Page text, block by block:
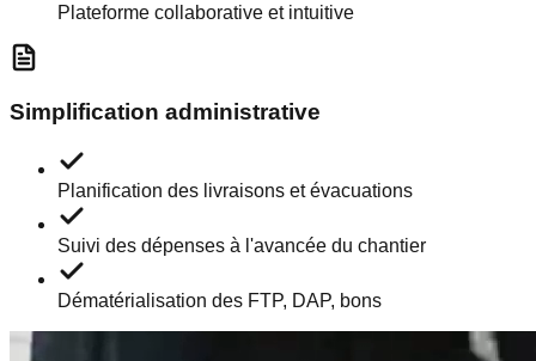
Plateforme collaborative et intuitive
Simplification administrative
Planification des livraisons et évacuations
Suivi des dépenses à l'avancée du chantier
Dématérialisation des FTP, DAP, bons